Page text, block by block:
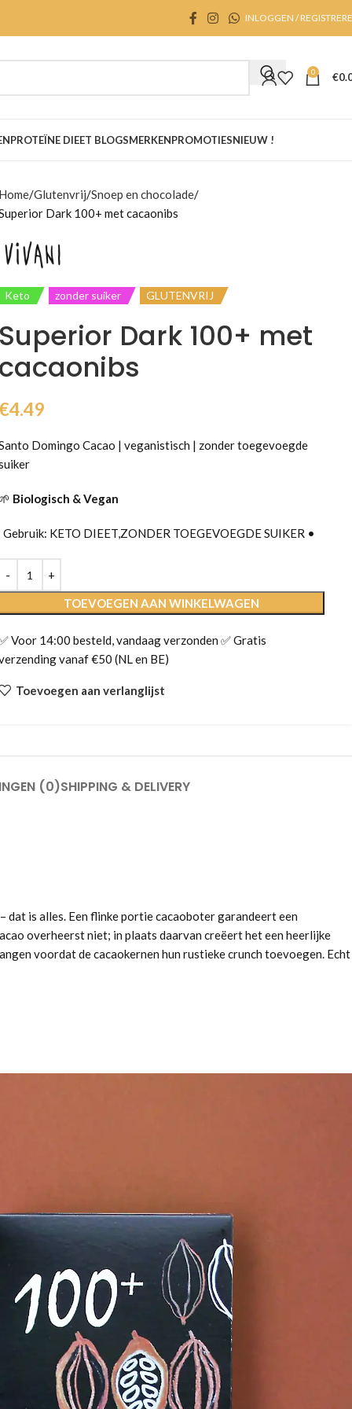
INLOGGEN /
0 €
PROTEÏNE DIEET BLOGSMERKENPROMOTIESNIEUW !
Glutenvrij Snoep en chocolade
Dark 100+ met cacaonibs
Keto zonder suiker GLUTENVRIJ
Dark 100+ met
4.49
Domingo Cacao | veganistisch | zonder toegevoegde
Biologisch & Vegan
KETO DIEET,ZONDER TOEGEVOEGDE SUIKER •
TOEVOEGEN AAN WINKELWAGEN
Voor 14:00 besteld, vandaag verzonden ✅ Gratis
vanaf €50 (NL en BE)
Toevoegen aan verlanglijst
(0)SHIPPING & DELIVERY
dat is alles. Een flinke portie cacaoboter garandeert een
overheerst niet; in plaats daarvan creëert het een heerlijke
voordat de cacaokernen hun rustieke crunch toevoegen. Echt